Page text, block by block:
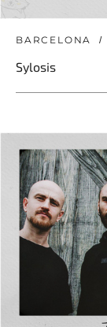
BARCELONA
Sylosis